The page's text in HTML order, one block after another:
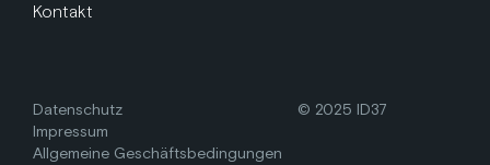
Kontakt
Datenschutz
Impressum
Allgemeine Geschäftsbedingungen
© 2025 ID37